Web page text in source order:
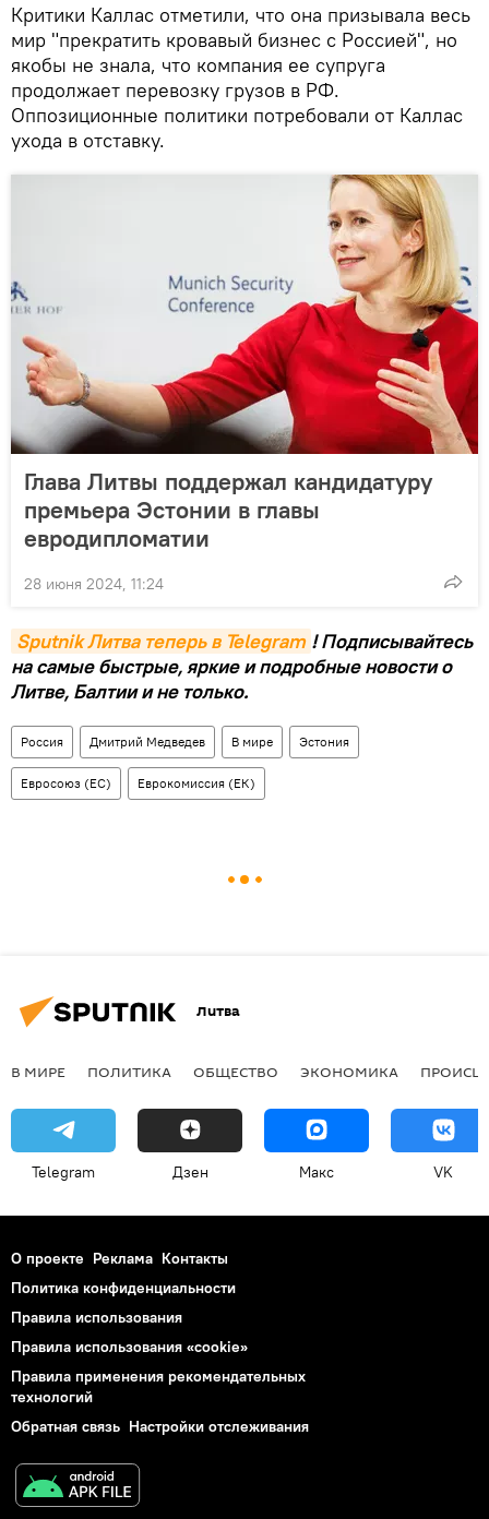
Критики Каллас отметили, что она призывала весь
мир "прекратить кровавый бизнес с Россией", но
якобы не знала, что компания ее супруга
продолжает перевозку грузов в РФ.
Оппозиционные политики потребовали от Каллас
ухода в отставку.
Глава Литвы поддержал кандидатуру
премьера Эстонии в главы
евродипломатии
28 июня 2024, 11:24
Sputnik Литва теперь в Telegram ! Подписывайтесь
на самые быстрые, яркие и подробные новости о
Литве, Балтии и не только.
Россия Дмитрий Медведев В мире Эстония
Евросоюз (ЕС) Еврокомиссия (ЕК)
Литва
В МИРЕ ПОЛИТИКА ОБЩЕСТВО ЭКОНОМИКА
Telegram Дзен Макс VK
О проекте Реклама Контакты
Политика конфиденциальности
Правила использования
Правила использования «cookie»
Правила применения рекомендательных
технологий
Обратная связь Настройки отслеживания